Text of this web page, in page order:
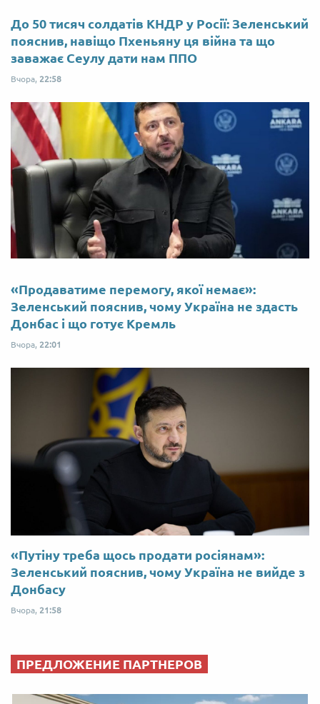
До 50 тисяч солдатів КНДР у Росії: Зеленський
пояснив, навіщо Пхеньяну ця війна та що
заважає Сеулу дати нам ППО
Вчора, 22:58
«Продаватиме перемогу, якої немає»:
Зеленський пояснив, чому Україна не здасть
Донбас і що готує Кремль
Вчора, 22:01
«Путіну треба щось продати росіянам»:
Зеленський пояснив, чому Україна не вийде з
Донбасу
Вчора, 21:58
ПРЕДЛОЖЕНИЕ ПАРТНЕРОВ